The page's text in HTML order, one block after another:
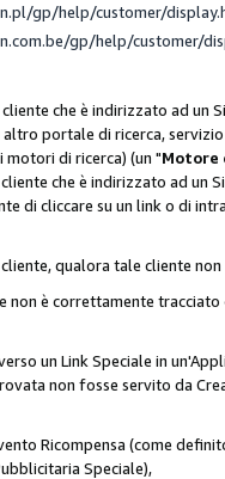
gp/help/customer/
gp/help/customer/
che è indirizzato ad un
altro portale di ricerca,
di ricerca) (un "Motore
che è indirizzato ad un
di cliccare su un link o di
qualora tale cliente
non è correttamente
un Link Speciale in
non fosse servito da
Ricompensa (come
Speciale),